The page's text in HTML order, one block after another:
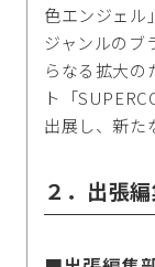
色エンジェル
ジャンルのブ
らなる拡大の
ト「
出展し、新た
２．出張